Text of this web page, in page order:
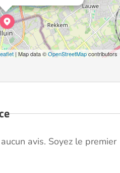
| Map data ©OpenStreetMapcontributors
avis. Soyez le premier